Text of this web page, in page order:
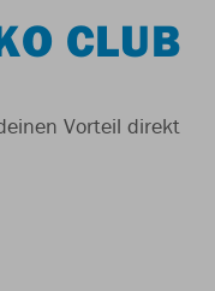
CLUB
Vorteil direkt